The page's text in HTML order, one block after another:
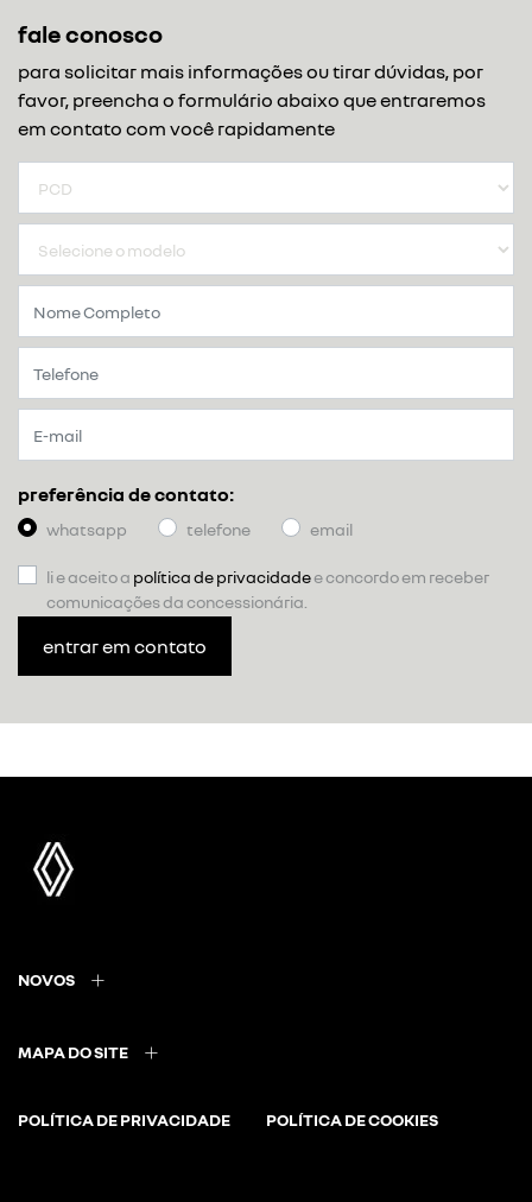
fale conosco
para solicitar mais informações ou tirar dúvidas, por
favor, preencha o formulário abaixo que entraremos
em contato com você rapidamente
preferência de contato:
whatsapp telefone email
li e aceito a política de privacidadee concordo em receber
comunicações da concessionária.
entrar em contato
NOVOS
MAPA DO SITE
POLÍTICA DE PRIVACIDADE POLÍTICA DE COOKIES